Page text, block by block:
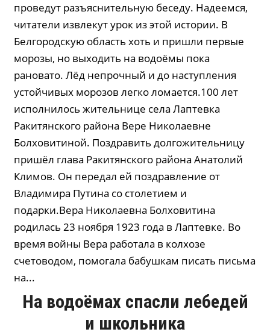
проведут разъяснительную беседу. Надеемся,
читатели извлекут урок из этой истории. В
Белгородскую область хоть и пришли первые
морозы, но выходить на водоёмы пока
рановато. Лёд непрочный и до наступления
устойчивых морозов легко ломается.100 лет
исполнилось жительнице села Лаптевка
Ракитянского района Вере Николаевне
Болховитиной. Поздравить долгожительницу
пришёл глава Ракитянского района Анатолий
Климов. Он передал ей поздравление от
Владимира Путина со столетием и
подарки.Вера Николаевна Болховитина
родилась 23 ноября 1923 года в Лаптевке. Во
время войны Вера работала в колхозе
счетоводом, помогала бабушкам писать письма
на...
На водоёмах спасли лебедей
и школьника